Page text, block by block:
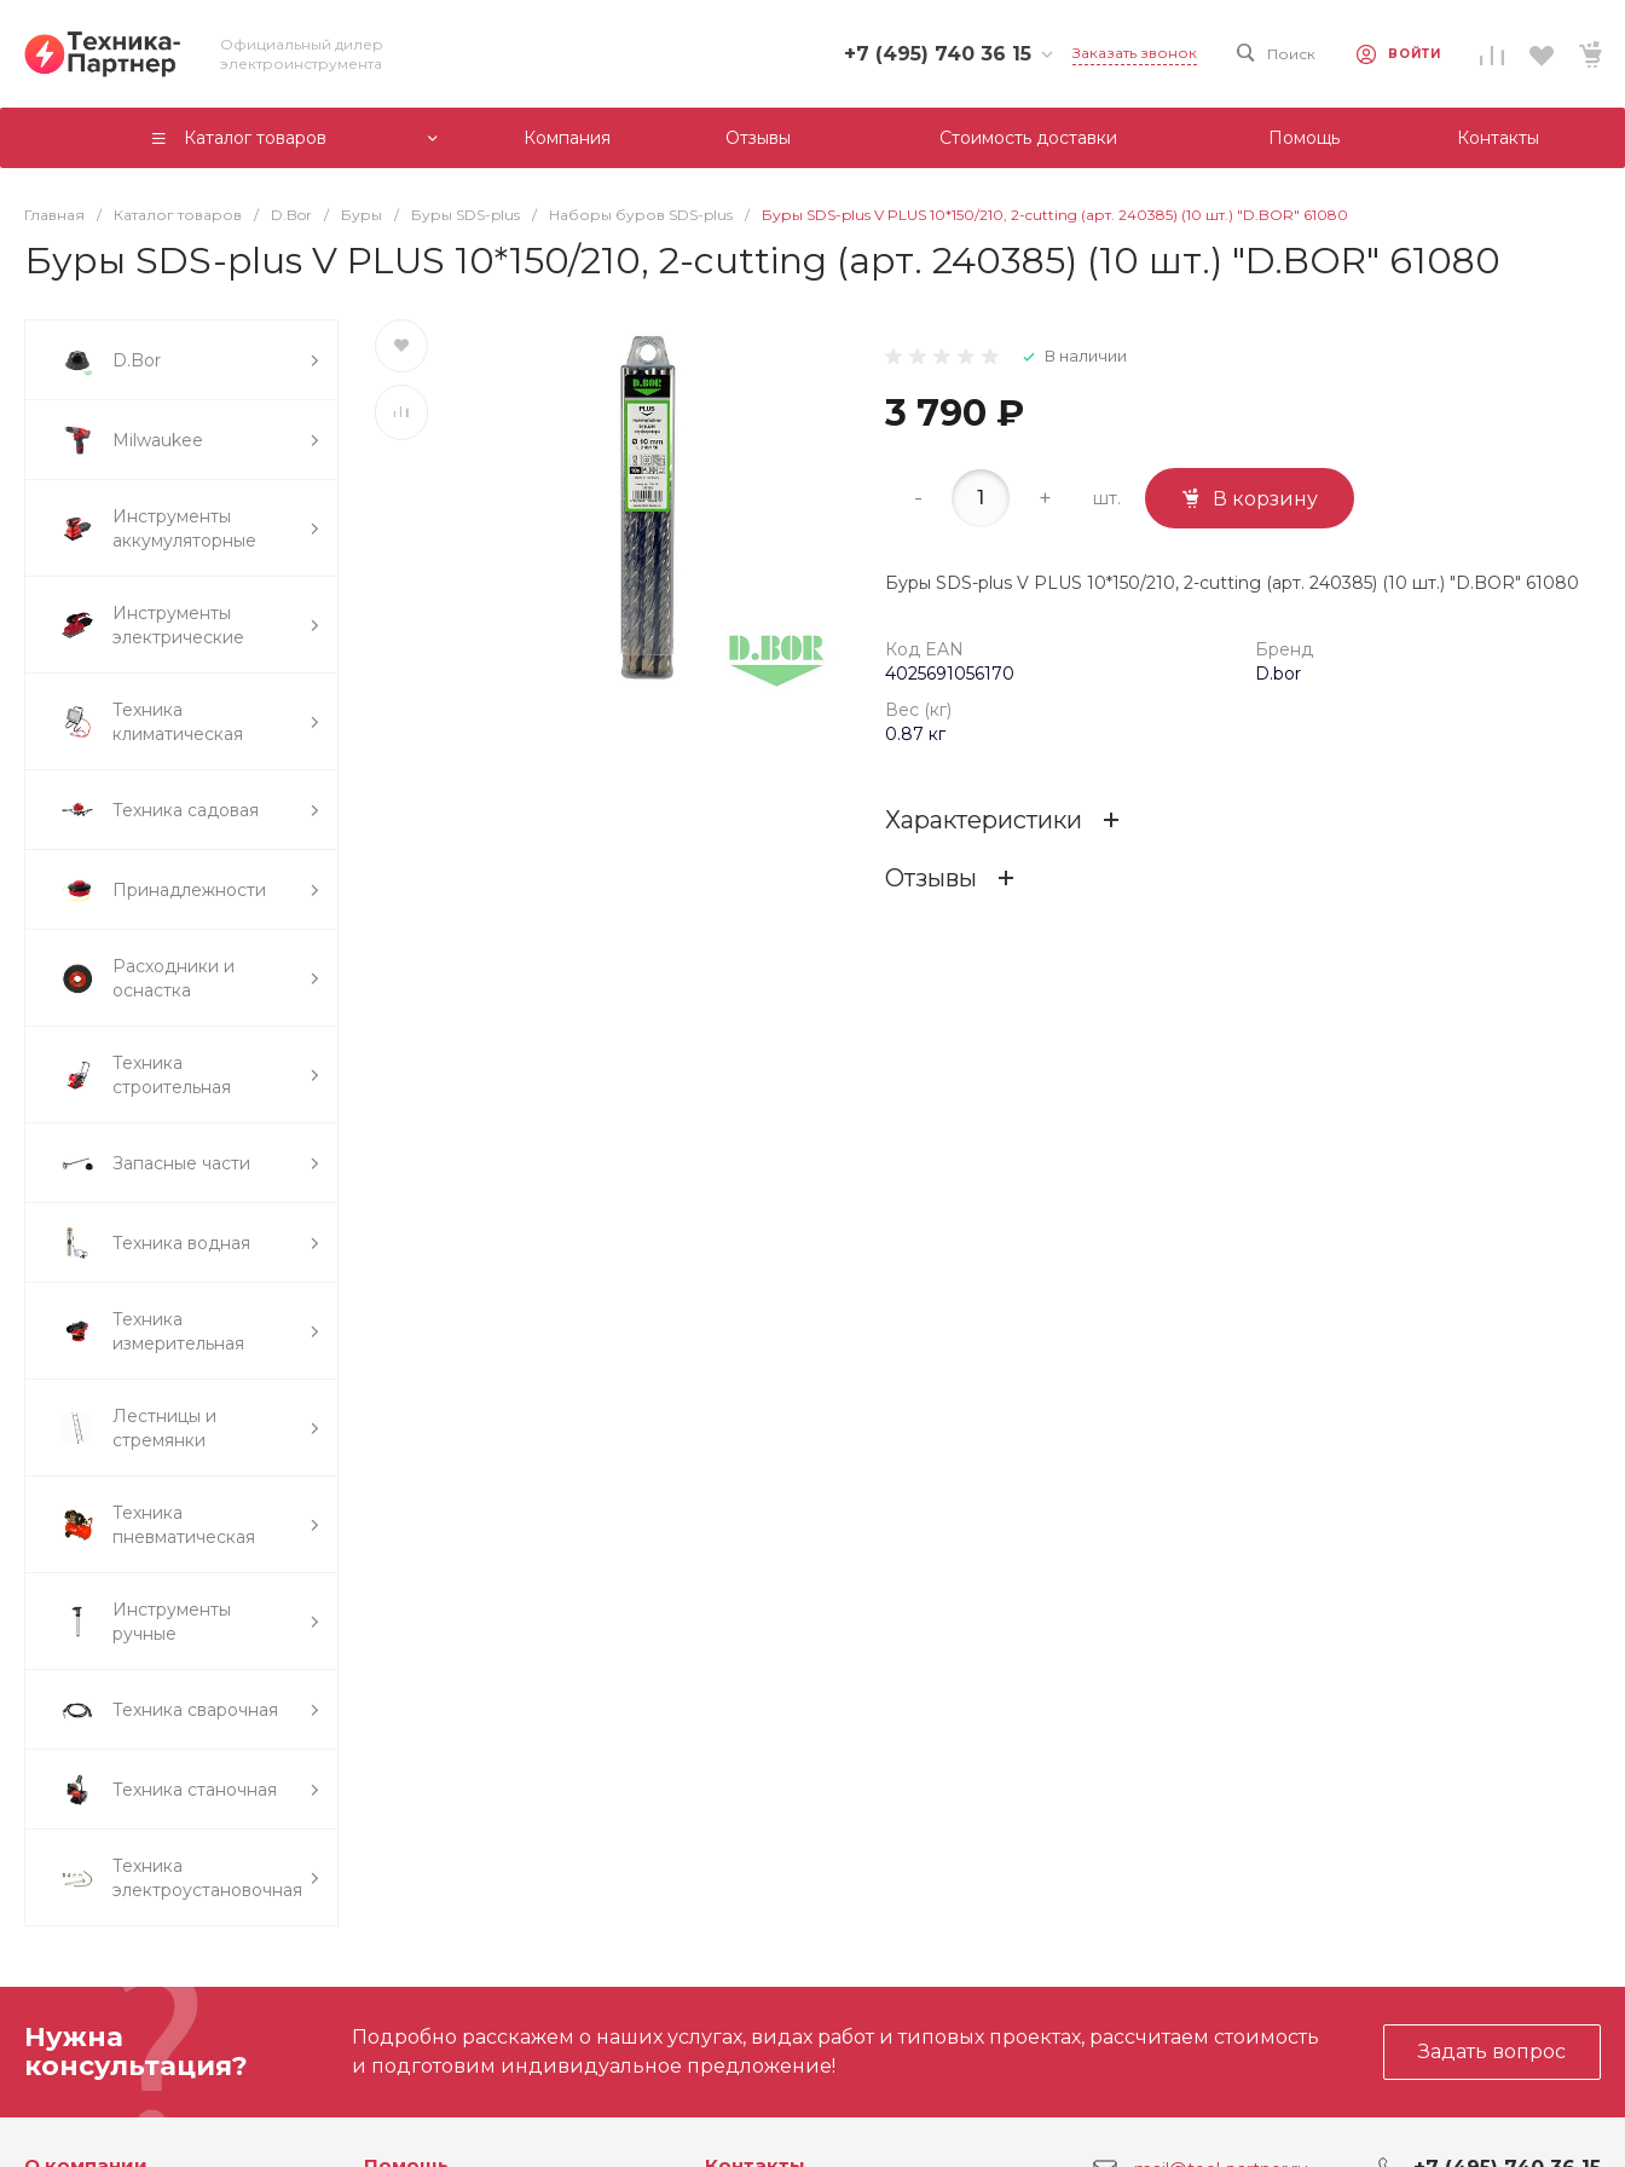
Официальный дилер
электроинструмента
+7 (495) 740 36 15
+7 (495) 740 36 15
г. Москва, Филевский
Заказать звонок Поиск ВОЙТИ
Каталог товаров Компания Отзывы Стоимость доставки Помощь Контакты
Главная / Каталог товаров / D.Bor / Буры / Буры SDS-plus / Наборы буров SDS-plus / Буры SDS-plus V PLUS 10*150/210, 2-cutting (арт. 240385) (10 шт.) "D.BOR" 61080
Буры SDS-plus V PLUS 10*150/210, 2-cutting (арт. 240385) (10 шт.) "D.BOR" 61080
D.Bor
Milwaukee
Инструменты
аккумуляторные
Инструменты
электрические
Техника
климатическая
Техника садовая
Принадлежности
Расходники и
оснастка
Техника
строительная
Запасные части
Техника водная
Техника
измерительная
Лестницы и
стремянки
Техника
пневматическая
Инструменты
ручные
Техника сварочная
Техника станочная
Техника
электроустановочная
В наличии
3 790 ₽
- + шт. В корзину
Буры SDS-plus V PLUS 10*150/210, 2-cutting (арт. 240385) (10 шт.) "D.BOR" 61080
Код EAN
4025691056170
Бренд
D.bor
Вес (кг)
0.87 кг
Характеристики
Отзывы
Нужна
консультация?
Подробно расскажем о наших услугах, видах работ и типовых проектах, рассчитаем стоимость
и подготовим индивидуальное предложение!
Задать вопрос